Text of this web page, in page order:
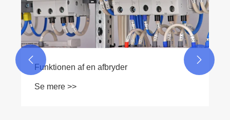
Funktionen af ​​en afbryder
Se mere >>
 